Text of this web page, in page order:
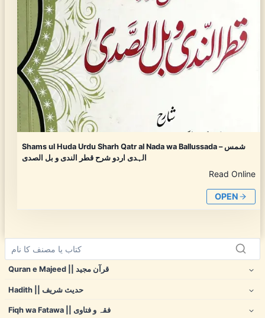
Shams ul Huda Urdu Sharh Qatr al Nada wa Ballussada – شمس
الہدی اردو شرح قطر الندی و بل الصدی
Read Online
OPEN
Quran e Majeed || قرآن مجید
Hadith || حدیث شریف
Fiqh wa Fatawa || فقہ و فتاوی